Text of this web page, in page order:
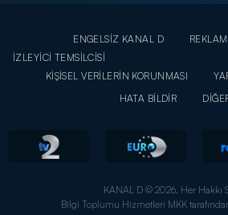
ENGELSİZ KANAL D REKLAM
İZLEYİCİ TEMSİLCİSİ
KİŞİSEL VERİLERİN KORUNMASI
HATA BİLDİR
KANAL D © 2026. Her Hakkı
Bilgi Toplumu Hizmetleri MKK